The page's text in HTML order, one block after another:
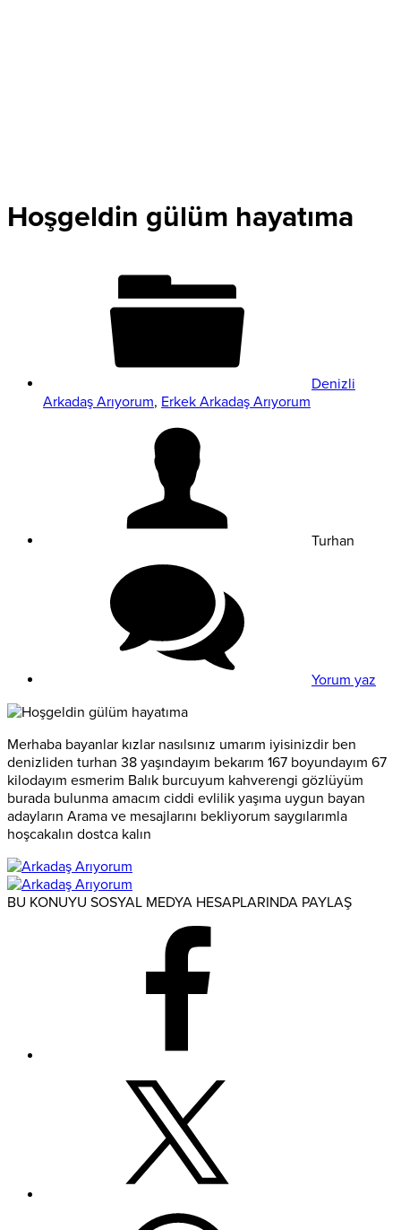
Hoşgeldin gülüm hayatıma
Denizli
Arkadaş Arıyorum, Erkek Arkadaş Arıyorum
Turhan
Yorum yaz
Merhaba bayanlar kızlar nasılsınız umarım iyisinizdir ben
denizliden turhan 38 yaşındayım bekarım 167 boyundayım 67
kilodayım esmerim Balık burcuyum kahverengi gözlüyüm
burada bulunma amacım ciddi evlilik yaşıma uygun bayan
adayların Arama ve mesajlarını bekliyorum saygılarımla
hoşcakalın dostca kalın
BU KONUYU SOSYAL MEDYA HESAPLARINDA PAYLAŞ